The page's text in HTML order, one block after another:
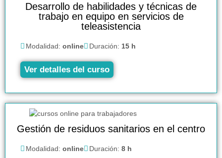
Desarrollo de habilidades y técnicas de
trabajo en equipo en servicios de
teleasistencia
Modalidad: online Duración: 15 h
Ver detalles del curso
Gestión de residuos sanitarios en el centro
Modalidad: online Duración: 8 h